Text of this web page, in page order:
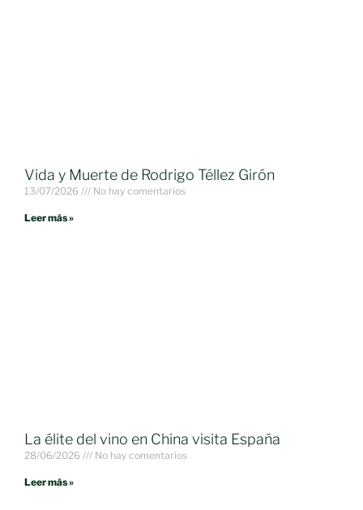
Vida y Muerte de Rodrigo Téllez Girón
13/07/2026 No hay comentarios
Leer más »
La élite del vino en China visita España
28/06/2026 No hay comentarios
Leer más »